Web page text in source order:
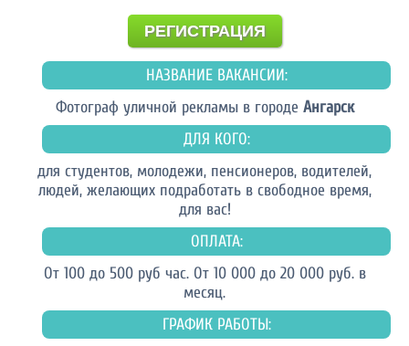
РЕГИСТРАЦИЯ
НАЗВАНИЕ ВАКАНСИИ:
Фотограф уличной рекламы в городе Ангарск
ДЛЯ КОГО:
для студентов, молодежи, пенсионеров, водителей,
людей, желающих подработать в свободное время,
для вас!
ОПЛАТА:
От 100 до 500 руб час. От 10 000 до 20 000 руб. в
месяц.
ГРАФИК РАБОТЫ: